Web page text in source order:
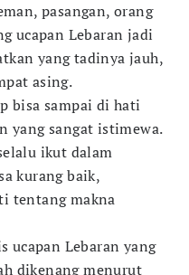
pasangan, orang
ucapan Lebaran jadi
yang tadinya jauh,
asing.
bisa sampai di hati
yang sangat istimewa.
ikut dalam
kurang baik,
tentang makna
Lebaran yang
dikenang menurut